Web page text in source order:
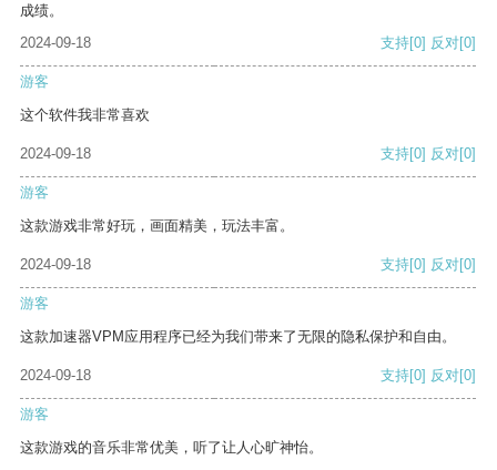
成绩。
2024-09-18
支持[0] 反对[0]
游客
这个软件我非常喜欢
2024-09-18 支持[0] 反对[0]
游客
这款游戏非常好玩，画面精美，玩法丰富。
2024-09-18 支持[0] 反对[0]
游客
这款加速器VPM应用程序已经为我们带来了无限的隐私保护和自由。
2024-09-18 支持[0] 反对[0]
游客
这款游戏的音乐非常优美，听了让人心旷神怡。